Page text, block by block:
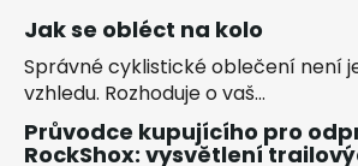
Jak se obléct na kolo
Správné cyklistické oblečení není
vzhledu. Rozhoduje o vaš...
Průvodce kupujícího pro
RockShox: vysvětlení